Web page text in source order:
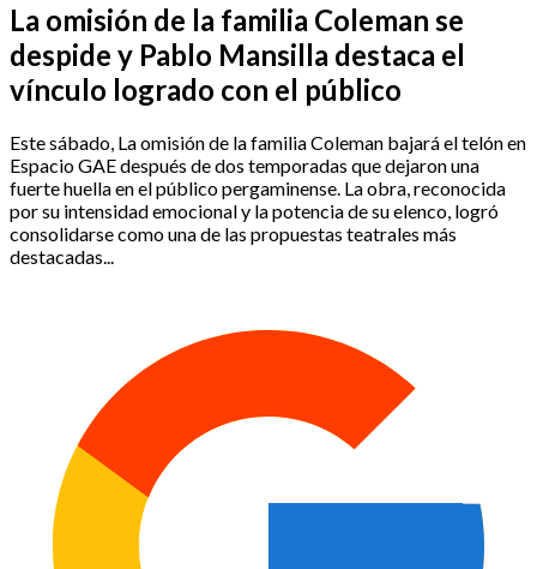
La omisión de la familia Coleman se
despide y Pablo Mansilla destaca el
vínculo logrado con el público
Este sábado, La omisión de la familia Coleman bajará el telón en
Espacio GAE después de dos temporadas que dejaron una
fuerte huella en el público pergaminense. La obra, reconocida
por su intensidad emocional y la potencia de su elenco, logró
consolidarse como una de las propuestas teatrales más
destacadas...